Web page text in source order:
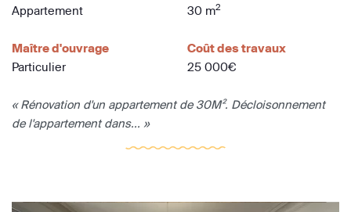
Appartement
30 m2
Maître d'ouvrage
Particulier
Coût des travaux
25 000€
« Rénovation d'un appartement de 30M². Décloisonnement
de l'appartement dans... »